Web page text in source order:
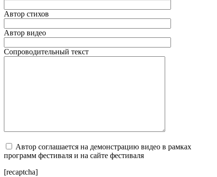
Автор стихов
Автор видео
Сопроводительный текст
Автор соглашается на демонстрацию видео в рамках
программ фестиваля и на сайте фестиваля
[recaptcha]